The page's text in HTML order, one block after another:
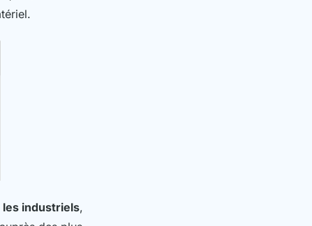
les industriels,